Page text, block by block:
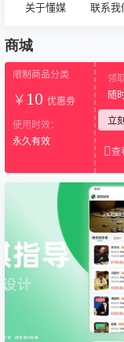
关于懂媒 联系我
商城
限制商品分类
￥ 10 优惠劵
使用时效：
永久有效
领
随
立
查